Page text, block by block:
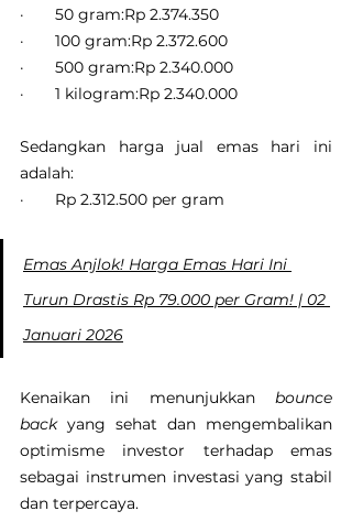
·       50 gram:Rp 2.374.350
·       100 gram:Rp 2.372.600
·       500 gram:Rp 2.340.000
·       1 kilogram:Rp 2.340.000
Sedangkan harga jual emas hari ini
adalah:
·       Rp 2.312.500 per gram
Emas Anjlok! Harga Emas Hari Ini
Turun Drastis Rp 79.000 per Gram! | 02
Januari 2026
Kenaikan ini menunjukkan bounce
back yang sehat dan mengembalikan
optimisme investor terhadap emas
sebagai instrumen investasi yang stabil
dan terpercaya.